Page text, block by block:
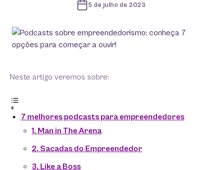
5 de julho de 2023
Neste artigo veremos sobre:
7 melhores podcasts para empreendedores
1. Man in The Arena
2. Sacadas do Empreendedor
3. Like a Boss